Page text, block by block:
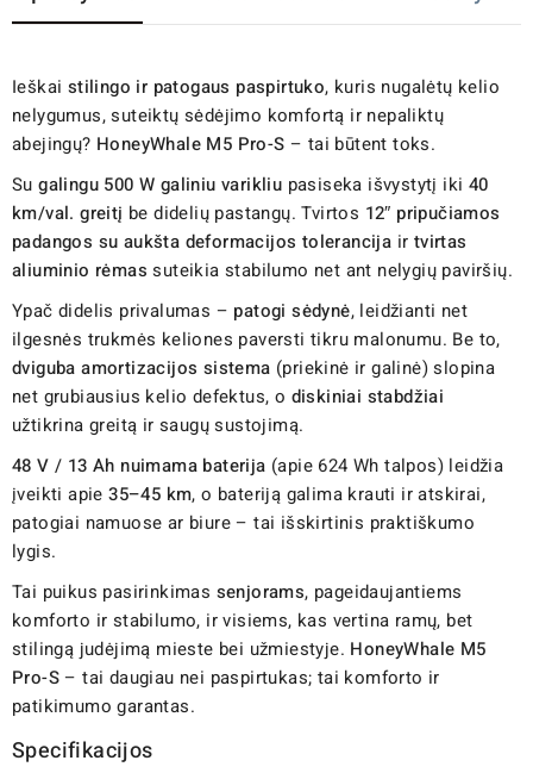
Ieškai stilingo ir patogaus paspirtuko, kuris nugalėtų kelio
nelygumus, suteiktų sėdėjimo komfortą ir nepaliktų
abejingų? HoneyWhale M5 Pro-S – tai būtent toks.
Sugalingu 500 W galiniu varikliu pasiseka išvystytį iki 40
km/val. greitį be didelių pastangų. Tvirtos 12″ pripučiamos
padangos su aukšta deformacijos tolerancija ir tvirtas
aliuminio rėmas suteikia stabilumo net ant nelygių paviršių.
Ypač didelis privalumas – patogi sėdynė, leidžianti net
ilgesnės trukmės keliones paversti tikru malonumu. Be to,
dviguba amortizacijos sistema (priekinė ir galinė) slopina
net grubiausius kelio defektus, o diskiniai stabdžiai
užtikrina greitą ir saugų sustojimą.
48 V / 13 Ah nuimama baterija (apie 624 Wh talpos) leidžia
įveikti apie35–45 km, o bateriją galima krauti ir atskirai,
patogiai namuose ar biure – tai išskirtinis praktiškumo
lygis.
Tai puikus pasirinkimas senjorams, pageidaujantiems
komforto ir stabilumo, ir visiems, kas vertina ramų, bet
stilingą judėjimą mieste bei užmiestyje. HoneyWhale M5
Pro-S– tai daugiau nei paspirtukas; tai komforto ir
patikimumo garantas.
Specifikacijos